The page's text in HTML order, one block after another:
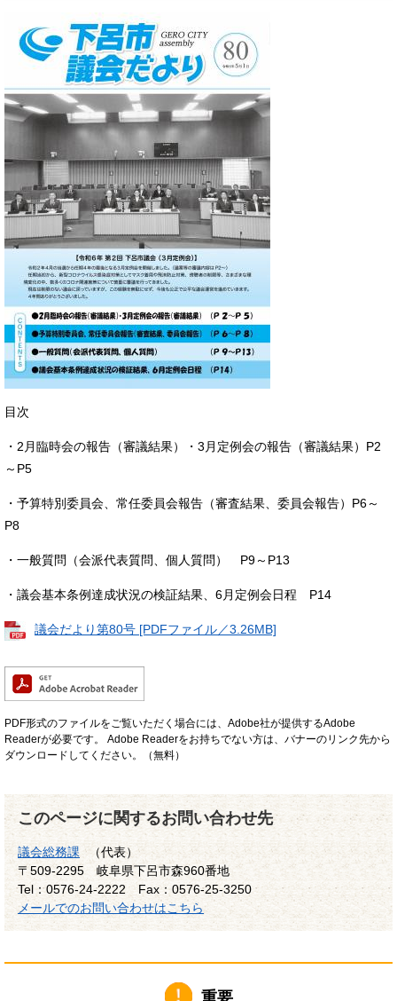
目次
・2月臨時会の報告（審議結果）・3月定例会の報告（審議結果）P2
～P5
・予算特別委員会、常任委員会報告（審査結果、委員会報告）P6～
P8
・一般質問（会派代表質問、個人質問） P9～P13
・議会基本条例達成状況の検証結果、6月定例会日程 P14
議会だより第80号 [PDFファイル／3.26MB]
PDF形式のファイルをご覧いただく場合には、Adobe社が提供するAdobe
Readerが必要です。
Adobe Readerをお持ちでない方は、バナーのリンク先から
ダウンロードしてください。（無料）
このページに関するお問い合わせ先
議会総務課
（代表）
〒509-2295
岐阜県下呂市森960番地
Tel：0576-24-2222
Fax：0576-25-3250
メールでのお問い合わせはこちら